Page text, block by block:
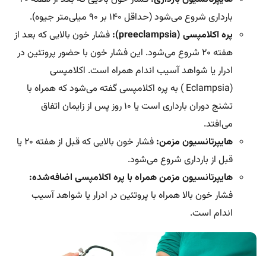
بارداری شروع می‌شود (حداقل ۱۴۰ بر ۹۰ میلی‌متر جیوه).
پره ‌اکلامپسی (preeclampsia):
فشار خون بالایی که بعد از
هفته ۲۰ شروع می‌شود. این فشار خون با حضور پروتئین در
ادرار یا شواهد آسیب اندام همراه است. اکلامپسی
(Eclampsia ) به پره اکلامپسی گفته می‌شود که همراه با
تشنج دوران بارداری است یا ۱۰ روز پس از زایمان اتفاق
می‌افتد.
هایپرتانسیون مزمن:
فشار خون بالایی که قبل از هفته ۲۰ یا
قبل از بارداری شروع می‌شود.
هایپرتانسیون مزمن همراه با پره اکلامپسی اضافه‌شده:
فشار خون بالا همراه با پروتئین در ادرار یا شواهد آسیب
اندام است.